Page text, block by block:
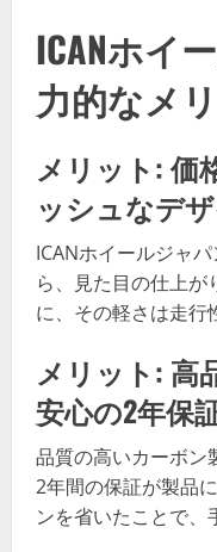
ICANホイ
力的なメ
メリット: 価
ッシュなデ
ICANホイールジャ
ら、見た目の仕上が
に、その軽さは走行
メリット: 高
安心の2年保
品質の高いカーボン
2年間の保証が製品
ンを省いたことで、